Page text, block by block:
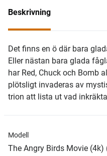
Beskrivning
Det finns en ö där bara
Eller nästan bara glada
har Red, Chuck och Bomb
plötsligt invaderas av
trion att lista ut vad
Modell
The Angry Birds Movie (4k)